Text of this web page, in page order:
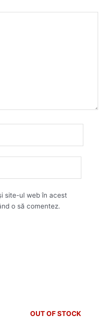
site-ul web în acest
o să comentez.
OUT OF STOCK